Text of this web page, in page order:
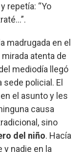
repetía: “Yo
madrugada en el
mirada atenta de
mediodía llegó
policial. El
el asunto y les
causa
sino
del niño. Hacía
y nadie en la